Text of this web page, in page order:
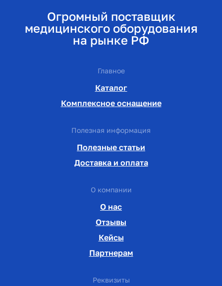
Огромный поставщик
медицинского оборудования
на рынке РФ
Главное
Каталог
Комплексное оснащение
Полезная информация
Полезные статьи
Доставка и оплата
О компании
О нас
Отзывы
Кейсы
Партнерам
Реквизиты